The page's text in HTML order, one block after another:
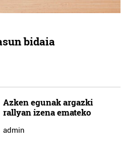
bidaia
Azken egunak argazki
rallyan izena emateko
admin